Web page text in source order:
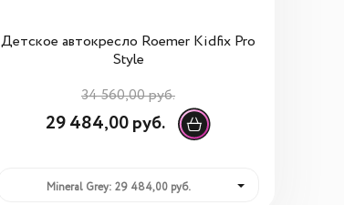
Детское автокресло Roemer Kidfix Pro
Style
34 560,00 руб.
29 484,00 руб.
Mineral Grey: 29 484,00 руб.